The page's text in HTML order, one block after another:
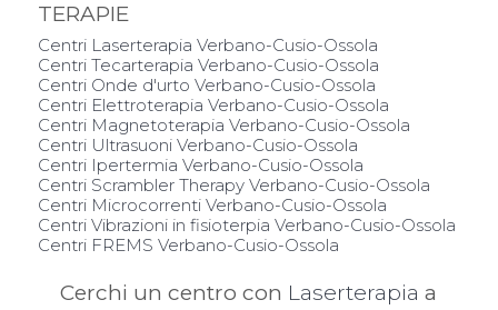
TERAPIE
Centri Laserterapia Verbano-Cusio-Ossola
Centri Tecarterapia Verbano-Cusio-Ossola
Centri Onde d'urto Verbano-Cusio-Ossola
Centri Elettroterapia Verbano-Cusio-Ossola
Centri Magnetoterapia Verbano-Cusio-Ossola
Centri Ultrasuoni Verbano-Cusio-Ossola
Centri Ipertermia Verbano-Cusio-Ossola
Centri Scrambler Therapy Verbano-Cusio-Ossola
Centri Microcorrenti Verbano-Cusio-Ossola
Centri Vibrazioni in fisioterpia Verbano-Cusio-Ossola
Centri FREMS Verbano-Cusio-Ossola
Cerchi un centro con Laserterapia a